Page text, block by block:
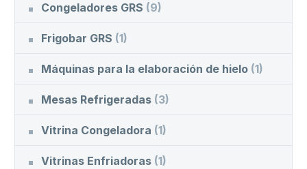
Congeladores GRS (9)
Frigobar GRS (1)
Máquinas para la elaboración de hielo (1)
Mesas Refrigeradas (3)
Vitrina Congeladora (1)
Vitrinas Enfriadoras (1)